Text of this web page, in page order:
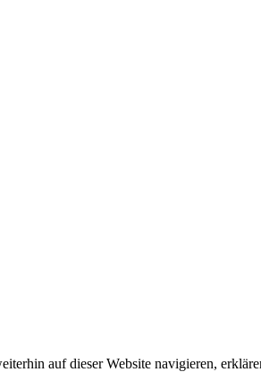
auf dieser Website navigieren,